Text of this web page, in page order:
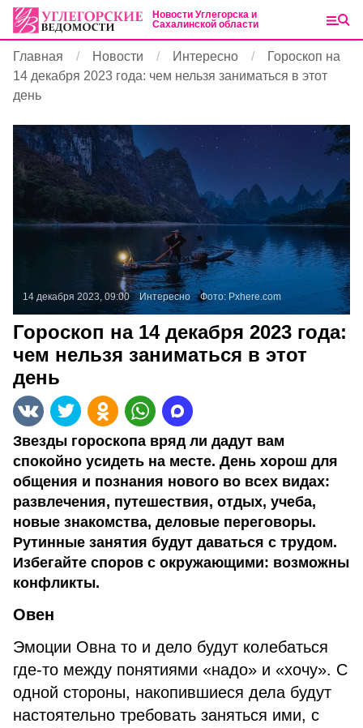
Новости Углегорска и
Сахалинской области
Главная Новости Интересно
Гороскоп на
14 декабря 2023 года: чем нельзя заниматься в этот
день
14 декабря 2023, 09:00 Интересно Фото: Pxhere.com
Гороскоп на 14 декабря 2023 года:
чем нельзя заниматься в этот
день
Звезды гороскопа вряд ли дадут вам
спокойно усидеть на месте. День хорош для
общения и познания нового во всех видах:
развлечения, путешествия, отдых, учеба,
новые знакомства, деловые переговоры.
Рутинные занятия будут даваться с трудом.
Избегайте споров с окружающими: возможны
конфликты.
Овен
Эмоции Овна то и дело будут колебаться
где-то между понятиями «надо» и «хочу». С
одной стороны, накопившиеся дела будут
настоятельно требовать заняться ими, с